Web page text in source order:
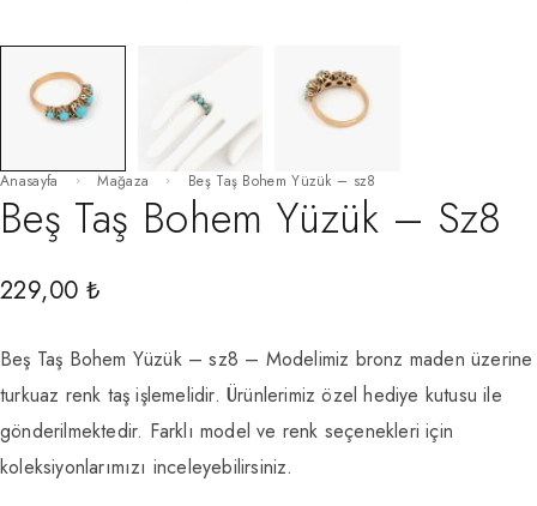
Anasayfa Mağaza Beş Taş Bohem Yüzük – sz8
Beş Taş Bohem Yüzük – Sz8
229,00 ₺
Beş Taş Bohem Yüzük – sz8 – Modelimiz bronz maden üzerine
turkuaz renk taş işlemelidir. Ürünlerimiz özel hediye kutusu ile
gönderilmektedir. Farklı model ve renk seçenekleri için
koleksiyonlarımızı inceleyebilirsiniz.